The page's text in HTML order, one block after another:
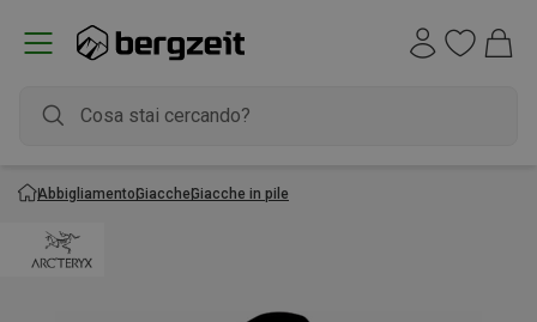
AbbigliamentoGiaccheGiacche in pile